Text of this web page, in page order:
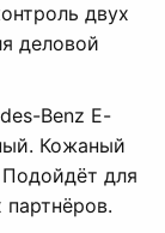
двух
деловой
Benz E-
Кожаный
для